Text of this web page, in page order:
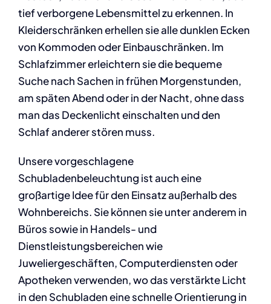
tief verborgene Lebensmittel zu erkennen. In
Kleiderschränken erhellen sie alle dunklen Ecken
von Kommoden oder Einbauschränken. Im
Schlafzimmer erleichtern sie die bequeme
Suche nach Sachen in frühen Morgenstunden,
am späten Abend oder in der Nacht, ohne dass
man das Deckenlicht einschalten und den
Schlaf anderer stören muss.
Unsere vorgeschlagene
Schubladenbeleuchtung ist auch eine
großartige Idee für den Einsatz außerhalb des
Wohnbereichs. Sie können sie unter anderem in
Büros sowie in Handels- und
Dienstleistungsbereichen wie
Juweliergeschäften, Computerdiensten oder
Apotheken verwenden, wo das verstärkte Licht
in den Schubladen eine schnelle Orientierung in